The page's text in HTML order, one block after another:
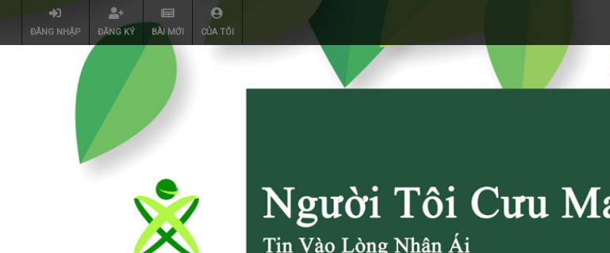
ĐĂNG NHẬP ĐĂNG KÝ BÀI MỚI CỦA TÔI